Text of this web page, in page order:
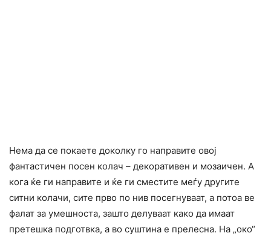
Нема да се покаете доколку го направите овој
фантаcтичен посен колач – декоративен и мозаичен. А
кога ќе ги направите и ќе ги сместите меѓу другите
ситни колачи, сите прво по нив посегнуваат, а потоа ве
фалат за умешноста, зашто делуваат како да имаат
претешка подготвка, а во суштина е прелесна. На „око“